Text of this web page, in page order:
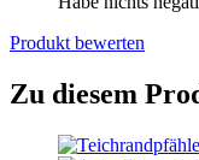
Produkt bewerten
Zu diesem